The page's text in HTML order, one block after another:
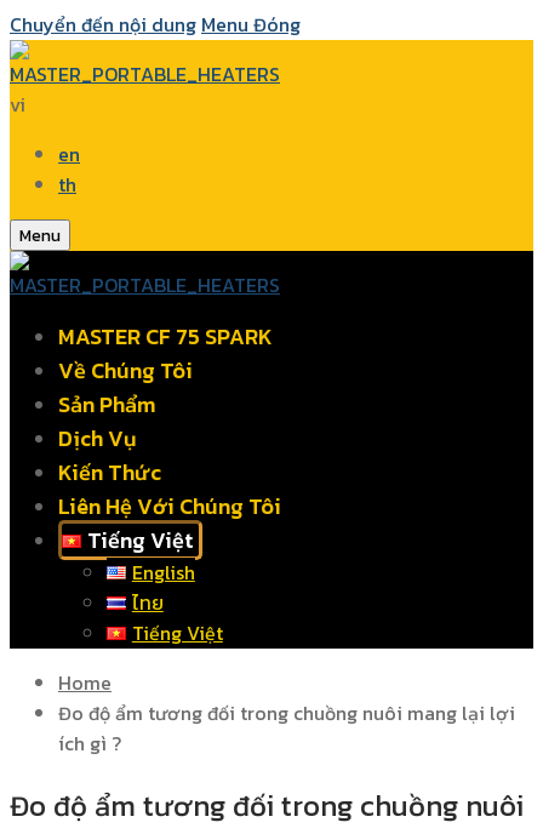
Chuyển đến nội dung Menu Đóng
vi
en
th
Menu
MASTER CF 75 SPARK
Về Chúng Tôi
Sản Phẩm
Dịch Vụ
Kiến Thức
Liên Hệ Với Chúng Tôi
Tiếng Việt
English
ไทย
Tiếng Việt
Home
Đo độ ẩm tương đối trong chuồng nuôi mang lại lợi
ích gì ?
Đo độ ẩm tương đối trong chuồng nuôi